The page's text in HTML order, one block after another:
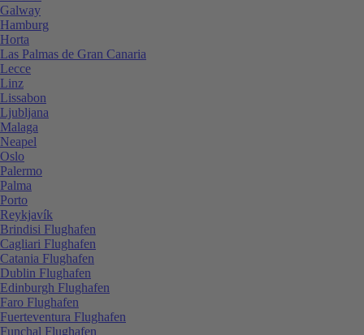
Galway
Hamburg
Horta
Las Palmas de Gran Canaria
Lecce
Linz
Lissabon
Ljubljana
Malaga
Neapel
Oslo
Palermo
Palma
Porto
Reykjavík
Brindisi Flughafen
Cagliari Flughafen
Catania Flughafen
Dublin Flughafen
Edinburgh Flughafen
Faro Flughafen
Fuerteventura Flughafen
Funchal Flughafen